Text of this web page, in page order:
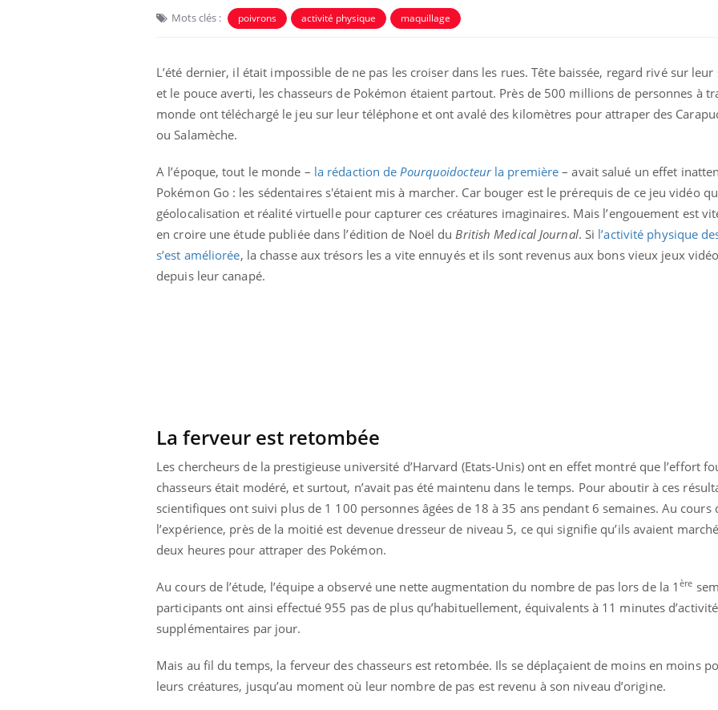
Mots clés : poivrons activité physique maquillage
L’été dernier, il était impossible de ne pas les croiser dans les rues. Tête baissée, regard rivé sur
et le pouce averti, les chasseurs de Pokémon étaient partout. Près de 500 millions de personnes à
monde ont téléchargé le jeu sur leur téléphone et ont avalé des kilomètres pour attraper des
ou Salamèche.
A l’époque, tout le monde – la rédaction de Pourquoidocteurla première – avait salué un effet
Pokémon Go : les sédentaires s'étaient mis à marcher. Car bouger est le prérequis de ce jeu vidéo
géolocalisation et réalité virtuelle pour capturer ces créatures imaginaires. Mais l’engouement est
en croire une étude publiée dans l’édition de Noël du British Medical Journal. Si l’activité physique
s’est améliorée, la chasse aux trésors les a vite ennuyés et ils sont revenus aux bons vieux jeux
depuis leur canapé.
La ferveur est retombée
Les chercheurs de la prestigieuse université d’Harvard (Etats-Unis) ont en effet montré que l’effort
chasseurs était modéré, et surtout, n’avait pas été maintenu dans le temps. Pour aboutir à ces
scientifiques ont suivi plus de 1 100 personnes âgées de 18 à 35 ans pendant 6 semaines. Au cours
l’expérience, près de la moitié est devenue dresseur de niveau 5, ce qui signifie qu’ils avaient
deux heures pour attraper des Pokémon.
Au cours de l’étude, l’équipe a observé une nette augmentation du nombre de pas lors de la 1ère
participants ont ainsi effectué 955 pas de plus qu’habituellement, équivalents à 11 minutes
supplémentaires par jour.
Mais au fil du temps, la ferveur des chasseurs est retombée. Ils se déplaçaient de moins en moins
leurs créatures, jusqu’au moment où leur nombre de pas est revenu à son niveau d’origine.
Youtube
Fatigue, irritabilité, brouillard mental ou
osait en parler??Youtube
En 2026, l'insuline dans le diabète de type 2
préparer pour l’été !
L'été arrive… et avec lui,